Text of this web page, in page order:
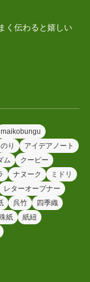
く伝わると嬉しい
maikobungu
のり
アイデアノート
ム
クーピー
ナヌーク
ミドリ
レターオープナー
呉竹
四季織
紙
紙紐